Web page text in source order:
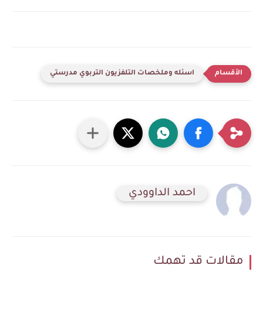
اسئله وملخصات التلفزيون التربوي مدرستي
احمد الداوودي
مقالات قد تهمك